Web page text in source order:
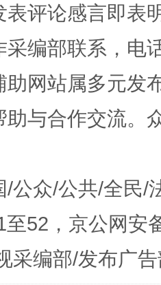
谢
表评论感言即表
采编部联系，电
助网站属多元发
助与合作交流。
/公众/公共/全民/
至52，京公网安
采编部/发布广